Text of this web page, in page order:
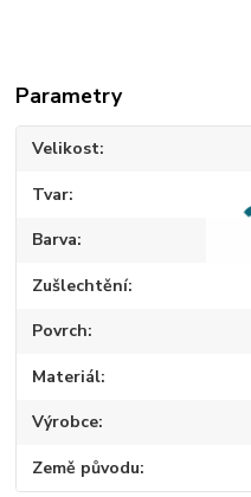
Parametry
Velikost
Tvar
Barva
Zušlechtění
Povrch
Materiál
Výrobce
Země původu